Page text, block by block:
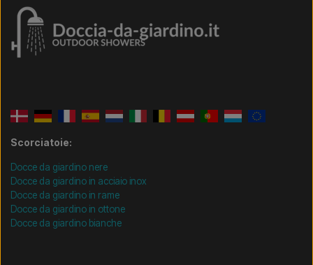
Scorciatoie:
Docce da giardino nere
Docce da giardino in acciaio inox
Docce da giardino in rame
Docce da giardino in ottone
Docce da giardino bianche